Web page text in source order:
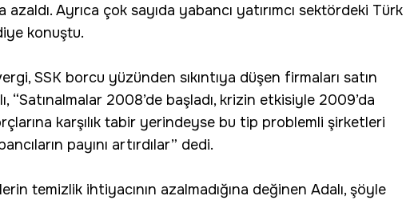
azaldı. Ayrıca çok sayıda yabancı yatırımcı sektördeki Türk
konuştu.
SSK borcu yüzünden sıkıntıya düşen firmaları satın
“Satınalmalar 2008’de başladı, krizin etkisiyle 2009’da
karşılık tabir yerindeyse bu tip problemli şirketleri
payını artırdılar” dedi.
temizlik ihtiyacının azalmadığına değinen Adalı, şöyle